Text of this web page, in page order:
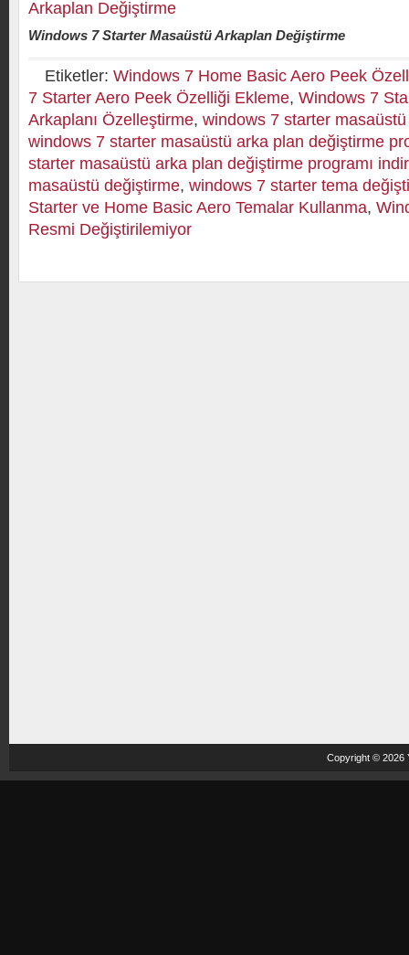
Windows 7 Starter Masaüstü Arkaplan Değiştirme
Etiketler: Windows 7 Home Basic Aero Peek
7 Starter Aero Peek Özelliği Ekleme, Windows 7
Arkaplanı Özelleştirme, windows 7 starter
windows 7 starter masaüstü arka plan değiştirme
starter masaüstü arka plan değiştirme programı indir
masaüstü değiştirme, windows 7 starter tema
Starter ve Home Basic Aero Temalar Kullanma,
Resmi Değiştirilemiyor
Copyright © 2026